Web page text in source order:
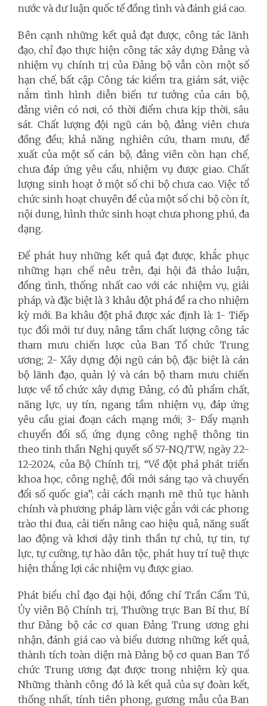
nước và dư luận quốc tế đồng tình và đánh giá cao.
Bên cạnh những kết quả đạt được, công tác lãnh
đạo, chỉ đạo thực hiện công tác xây dựng Đảng và
nhiệm vụ chính trị của Đảng bộ vẫn còn một số
hạn chế, bất cập. Công tác kiểm tra, giám sát, việc
nắm tình hình diễn biến tư tưởng của cán bộ,
đảng viên có nơi, có thời điểm chưa kịp thời, sâu
sát. Chất lượng đội ngũ cán bộ, đảng viên chưa
đồng đều; khả năng nghiên cứu, tham mưu, đề
xuất của một số cán bộ, đảng viên còn hạn chế,
chưa đáp ứng yêu cầu, nhiệm vụ được giao. Chất
lượng sinh hoạt ở một số chi bộ chưa cao. Việc tổ
chức sinh hoạt chuyên đề của một số chi bộ còn ít,
nội dung, hình thức sinh hoạt chưa phong phú, đa
dạng.
Để phát huy những kết quả đạt được, khắc phục
những hạn chế nêu trên, đại hội đã thảo luận,
đồng tình, thống nhất cao với các nhiệm vụ, giải
pháp, và đặc biệt là 3 khâu đột phá đề ra cho nhiệm
kỳ mới. Ba khâu đột phá được xác định là: 1- Tiếp
tục đổi mới tư duy, nâng tầm chất lượng công tác
tham mưu chiến lược của Ban Tổ chức Trung
ương; 2- Xây dựng đội ngũ cán bộ, đặc biệt là cán
bộ lãnh đạo, quản lý và cán bộ tham mưu chiến
lược về tổ chức xây dựng Đảng, có đủ phẩm chất,
năng lực, uy tín, ngang tầm nhiệm vụ, đáp ứng
yêu cầu giai đoạn cách mạng mới; 3- Đẩy mạnh
chuyển đổi số, ứng dụng công nghệ thông tin
theo tinh thần Nghị quyết số 57-NQ/TW, ngày 22-
12-2024, của Bộ Chính trị, “Về đột phá phát triển
khoa học, công nghệ, đổi mới sáng tạo và chuyển
đổi số quốc gia”; cải cách mạnh mẽ thủ tục hành
chính và phương pháp làm việc gắn với các phong
trào thi đua, cải tiến nâng cao hiệu quả, năng suất
lao động và khơi dậy tinh thần tự chủ, tự tin, tự
lực, tự cường, tự hào dân tộc, phát huy trí tuệ thực
hiện thắng lợi các nhiệm vụ được giao.
Phát biểu chỉ đạo đại hội, đồng chí Trần Cẩm Tú,
Ủy viên Bộ Chính trị, Thường trực Ban Bí thư, Bí
thư Đảng bộ các cơ quan Đảng Trung ương ghi
nhận, đánh giá cao và biểu dương những kết quả,
thành tích toàn diện mà Đảng bộ cơ quan Ban Tổ
chức Trung ương đạt được trong nhiệm kỳ qua.
Những thành công đó là kết quả của sự đoàn kết,
thống nhất, tính tiên phong, gương mẫu của Ban